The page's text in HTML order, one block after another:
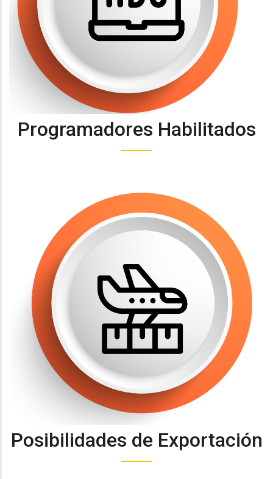
Programadores Habilitados
Posibilidades de Exportación